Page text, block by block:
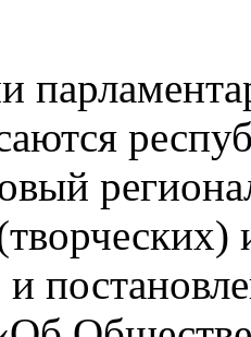
и